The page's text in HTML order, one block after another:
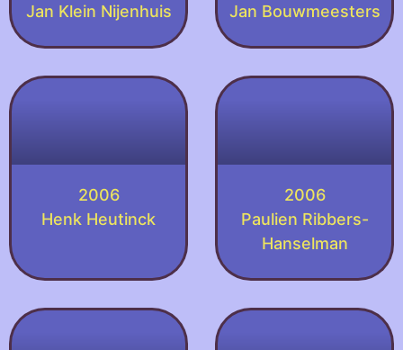
Jan Klein Nijenhuis
Jan Bouwmeesters
2006
Henk Heutinck
2006
Paulien Ribbers-
Hanselman